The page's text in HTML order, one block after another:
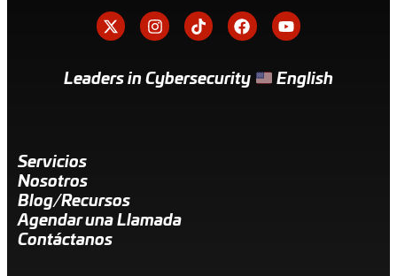
Leaders in Cybersecurity English
Servicios
Nosotros
Blog/Recursos
Agendar una Llamada
Contáctanos